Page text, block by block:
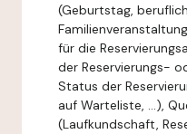
(Geburtstag,
für die
der Reservierungs-
Status der
auf Warteliste, ...),
(Laufkundschaft,